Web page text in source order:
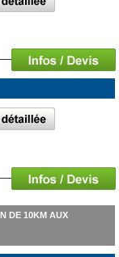
DE 10KM AUX